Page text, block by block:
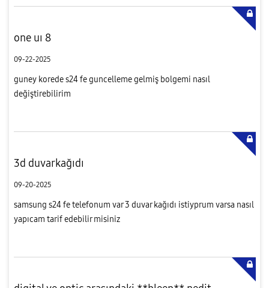
one uı 8
09-22-2025
guney korede s24 fe guncelleme gelmiş bolgemi nasıl
değiştirebilirim
3d duvarkağıdı
09-20-2025
samsung s24 fe telefonum var 3 duvar kağıdı istiyprum varsa nasıl
yapıcam tarif edebilir misiniz